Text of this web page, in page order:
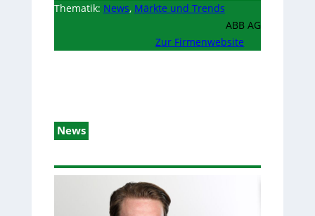
Thematik: News, Märkte und Trends
ABB AG
Zur Firmenwebsite
News